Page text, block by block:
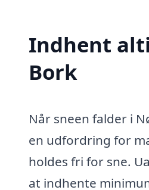
Indhent
Bork
Når sneen falder i
en udfordring for
holdes fri for sne.
at indhente